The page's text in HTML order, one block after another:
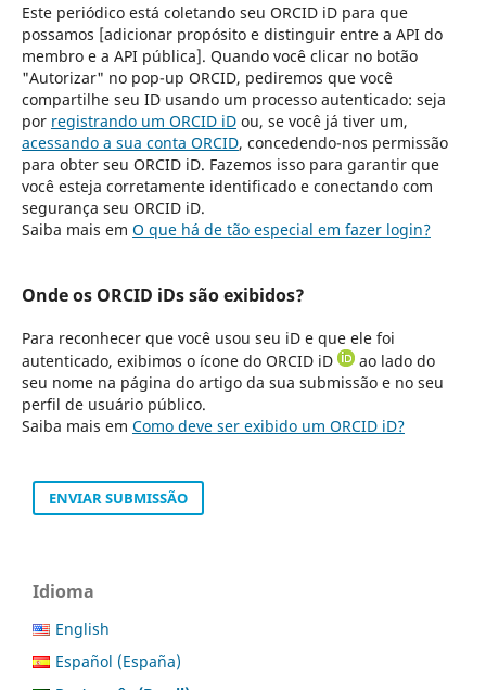
Este periódico está coletando seu ORCID iD para que
possamos [adicionar propósito e distinguir entre a API do
membro e a API pública]. Quando você clicar no botão
"Autorizar" no pop-up ORCID, pediremos que você
compartilhe seu ID usando um processo autenticado: seja
por registrando um ORCID iDou, se você já tiver um,
acessando a sua conta ORCID, concedendo-nos permissão
para obter seu ORCID iD. Fazemos isso para garantir que
você esteja corretamente identificado e conectando com
segurança seu ORCID iD.
Saiba mais em O que há de tão especial em fazer login?
Onde os ORCID iDs são exibidos?
Para reconhecer que você usou seu iD e que ele foi
autenticado, exibimos o ícone do ORCID iD
ao lado do
seu nome na página do artigo da sua submissão e no seu
perfil de usuário público.
Saiba mais em Como deve ser exibido um ORCID iD?
ENVIAR SUBMISSÃO
Idioma
English
Español (España)